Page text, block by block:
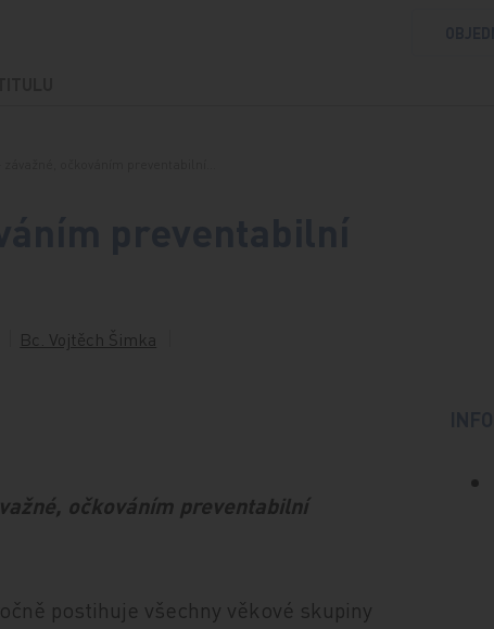
Bc. Vojtěch Šimka
očkováním preventabilní
postihuje všechny věkové skupiny